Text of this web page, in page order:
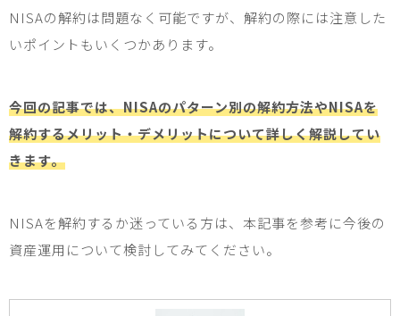
NISAの解約は問題なく可能ですが、解約の際には注意した
いポイントもいくつかあります。
今回の記事では、NISAのパターン別の解約方法やNISAを
解約するメリット・デメリットについて詳しく解説してい
きます。
NISAを解約するか迷っている方は、本記事を参考に今後の
資産運用について検討してみてください。